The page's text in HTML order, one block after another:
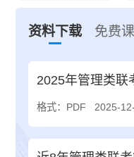
资料下载 免费
2025年管理类联
格式：PDF 2025-